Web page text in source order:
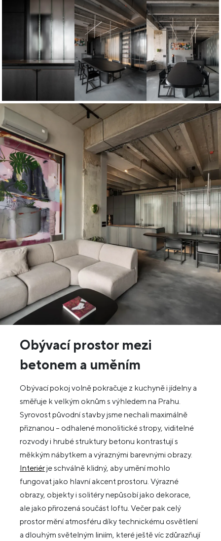
Obývací prostor mezi
betonem a uměním
Obývací pokoj volně pokračuje z kuchyně i jídelny a
směřuje k velkým oknům s výhledem na Prahu.
Syrovost původní stavby jsme nechali maximálně
přiznanou – odhalené monolitické stropy, viditelné
rozvody i hrubé struktury betonu kontrastují s
měkkým nábytkem a výraznými barevnými obrazy.
Interiérje schválně klidný, aby umění mohlo
fungovat jako hlavní akcent prostoru. Výrazné
obrazy, objekty i solitéry nepůsobí jako dekorace,
ale jako přirozená součást loftu. Večer pak celý
prostor mění atmosféru díky technickému osvětlení
a dlouhým světelným liniím, které ještě víc zdůrazňují